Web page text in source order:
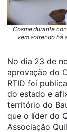
Cosme durante
vem sofrendo há
No dia 23 de
aprovação do
RTID foi
do estado e
território do
que o líder do
Associação